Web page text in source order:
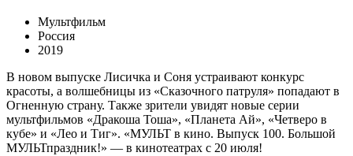
Мультфильм
Россия
2019
В новом выпуске Лисичка и Соня устраивают конкурс
красоты, а волшебницы из «Сказочного патруля» попадают в
Огненную страну. Также зрители увидят новые серии
мультфильмов «Дракоша Тоша», «Планета Ай», «Четверо в
кубе» и «Лео и Тиг». «МУЛЬТ в кино. Выпуск 100. Большой
МУЛЬТпраздник!» — в кинотеатрах с 20 июля!